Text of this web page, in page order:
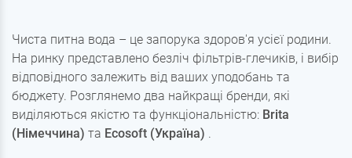
Чиста питна вода – це запорука здоров'я усієї родини.
На ринку представлено безліч фільтрів-глечиків, і вибір
відповідного залежить від ваших уподобань та
бюджету. Розглянемо два найкращі бренди, які
виділяються якістю та функціональністю: Brita
(Німеччина) та Ecosoft (Україна) .